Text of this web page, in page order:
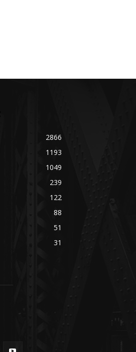
2866
1193
1049
239
122
88
51
31